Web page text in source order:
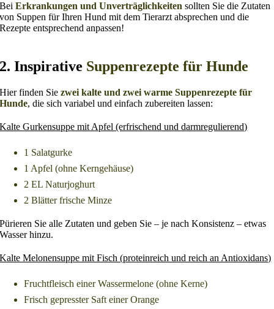
BeiErkrankungen und Unverträglichkeiten sollten Sie die Zutaten
von Suppen für Ihren Hund mit dem Tierarzt absprechen und die
Rezepte entsprechend anpassen!
2. Inspirative Suppenrezepte für Hunde
Hier finden Siezwei kalte und zwei warme Suppenrezepte für
Hunde, die sich variabel und einfach zubereiten lassen:
Kalte Gurkensuppe mit Apfel (erfrischend und darmregulierend)
1 Salatgurke
1 Apfel (ohne Kerngehäuse)
2 EL Naturjoghurt
2 Blätter frische Minze
Pürieren Sie alle Zutaten und geben Sie – je nach Konsistenz – etwas
Wasser hinzu.
Kalte Melonensuppe mit Fisch (proteinreich und reich an Antioxidans)
Fruchtfleisch einer Wassermelone (ohne Kerne)
Frisch gepresster Saft einer Orange